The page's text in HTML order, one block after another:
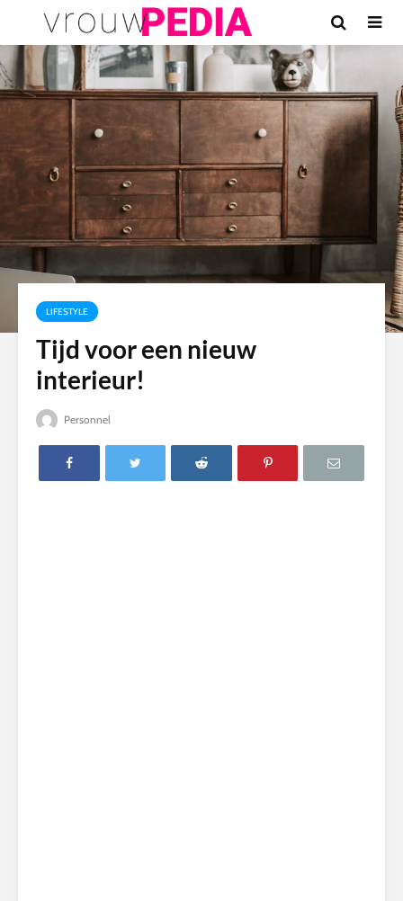
LIFESTYLE
Tijd voor een nieuw
interieur!
Personnel